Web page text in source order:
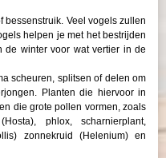
bessenstruik. Veel vogels zullen
helpen je met het bestrijden
de winter voor wat vertier in de
scheuren, splitsen of delen om
Planten die hiervoor in
die grote pollen vormen, zoals
phlox, scharnierplant,
zonnekruid (Helenium) en